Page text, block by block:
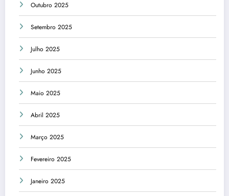
Outubro 2025
Setembro 2025
Julho 2025
Junho 2025
Maio 2025
Abril 2025
Março 2025
Fevereiro 2025
Janeiro 2025